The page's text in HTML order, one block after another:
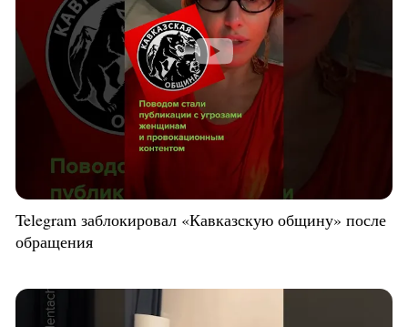
Telegram заблокировал «Кавказскую общину» после
обращения